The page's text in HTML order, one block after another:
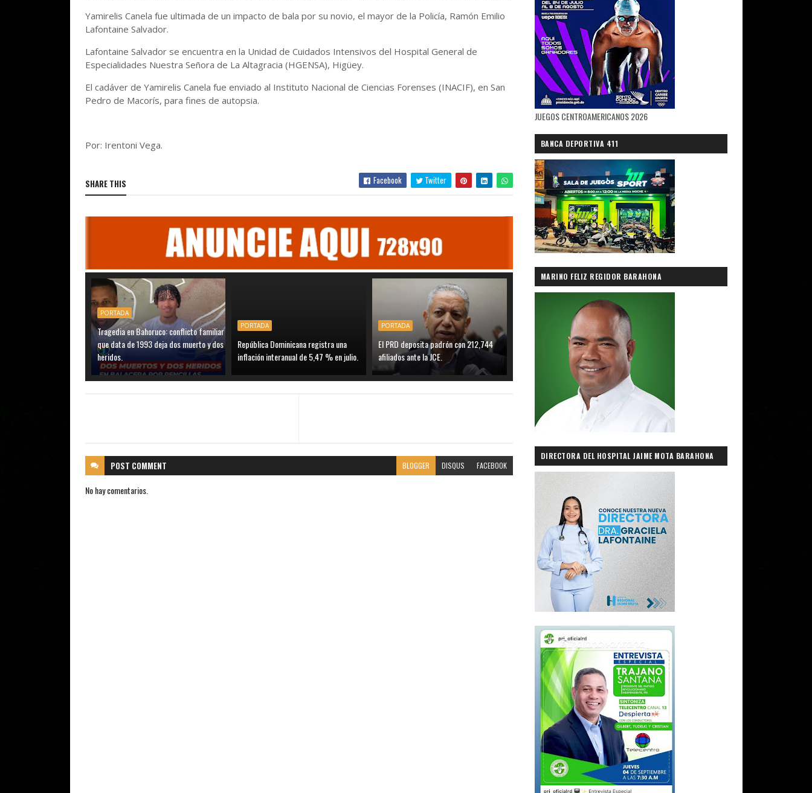
Yamirelis Canela fue ultimada de un impacto de bala por su novio, el mayor de la Policía, Ramón Emilio
Lafontaine Salvador.
Lafontaine Salvador se encuentra en la Unidad de Cuidados Intensivos del Hospital General de
Especialidades Nuestra Señora de La Altagracia (HGENSA), Higüey.
El cadáver de Yamirelis Canela fue enviado al Instituto Nacional de Ciencias Forenses (INACIF), en San
Pedro de Macorís, para fines de autopsia.
Por: Irentoni Vega.
SHARE THIS Facebook Twitter
PORTADA
Tragedia en Bahoruco: conflicto familiar
que data de 1993 deja dos muerto y dos
heridos.
PORTADA
República Dominicana registra una
inflación interanual de 5,47 % en julio.
PORTADA
El PRD deposita padrón con 212,744
afiliados ante la JCE.
POST COMMENT BLOGGER DISQUS FACEBOOK
No hay comentarios.
JUEGOS CENTROAMERICANOS 2026
BANCA DEPORTIVA 411
MARINO FELIZ REGIDOR BARAHONA
DIRECTORA DEL HOSPITAL JAIME MOTA BARAHONA